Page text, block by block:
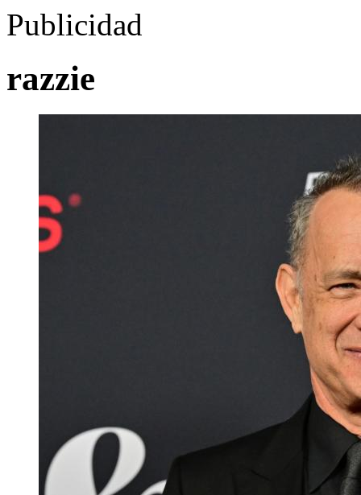
Publicidad
razzie